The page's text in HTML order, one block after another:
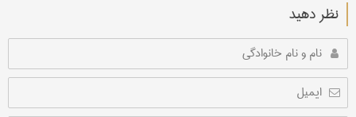
نظر دهید